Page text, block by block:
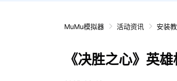
MuMu模拟器 活动资讯 安装
《决胜之心》英